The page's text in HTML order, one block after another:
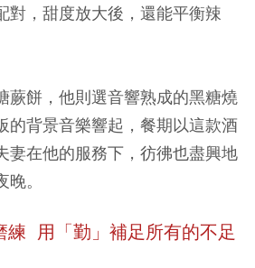
對，甜度放大後，還能平衡辣
蕨餅，他則選音響熟成的黑糖燒
的背景音樂響起，餐期以這款酒
妻在他的服務下，彷彿也盡興地
。
練 用「勤」補足所有的不足